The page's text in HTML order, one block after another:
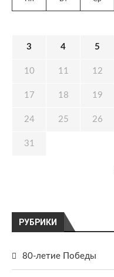
РУБРИКИ
80-летие Победы
3 4 5
10 11 12
17 18 19
24 25 26
31